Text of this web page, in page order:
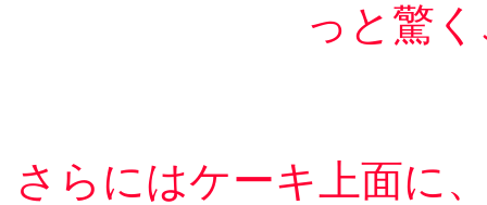
っと驚
さらにはケーキ上面に